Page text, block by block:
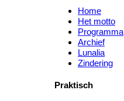
Home
Het motto
Programma
Archief
Lunalia
Zindering
Praktisch